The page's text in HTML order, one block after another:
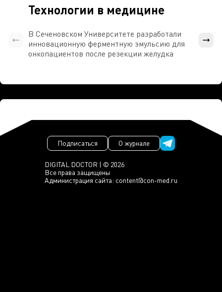
Технологии в медицине
В Сеченовском Университете разработали
инновационную ферментную эмульсию для
онкопациентов после резекции желудка
DIGITAL DOCTOR | © 2026
Все права защищены
Администрация сайта: content@con-med.ru
Подписаться О журнале